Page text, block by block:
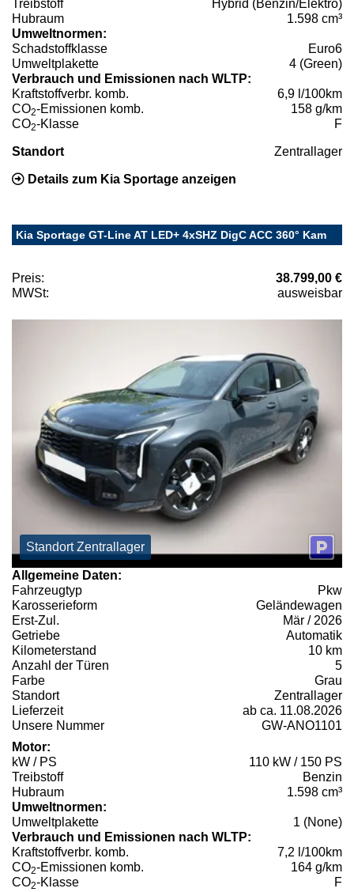
Treibstoff
Hybrid (Benzin/Elektro)
Hubraum
1.598 cm³
Umweltnormen:
Schadstoffklasse
Euro6
Umweltplakette
4 (Green)
Verbrauch und Emissionen nach WLTP:
Kraftstoffverbr. komb.
6,9 l/100km
CO2-Emissionen komb.
158 g/km
CO2-Klasse F
Standort Zentrallager
Details zum Kia Sportage anzeigen
Kia Sportage GT-Line AT LED+ 4xSHZ DigC ACC 360° Kam
Preis:
38.799,00 €
MWSt:
ausweisbar
Standort Zentrallager
Allgemeine Daten:
Fahrzeugtyp
Pkw
Karosserieform
Geländewagen
Erst-Zul.
Mär / 2026
Getriebe
Automatik
Kilometerstand
10 km
Anzahl der Türen
5
Farbe
Grau
Standort
Zentrallager
Lieferzeit
ab ca. 11.08.2026
Unsere Nummer
GW-ANO1101
Motor:
kW / PS
110 kW / 150 PS
Treibstoff
Benzin
Hubraum
1.598 cm³
Umweltnormen:
Umweltplakette
1 (None)
Verbrauch und Emissionen nach WLTP:
Kraftstoffverbr. komb.
7,2 l/100km
CO2-Emissionen komb.
164 g/km
CO2-Klasse F